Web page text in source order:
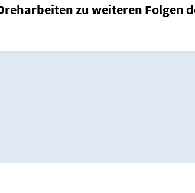
Dreharbeiten zu weiteren